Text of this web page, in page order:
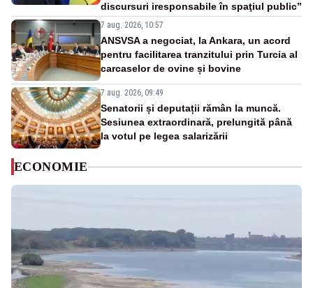
discursuri iresponsabile în spaţiul public”
7 aug. 2026, 10:57
ANSVSA a negociat, la Ankara, un acord
pentru facilitarea tranzitului prin Turcia al
carcaselor de ovine și bovine
7 aug. 2026, 09:49
Senatorii și deputații rămân la muncă.
Sesiunea extraordinară, prelungită până
la votul pe legea salarizării
ECONOMIE